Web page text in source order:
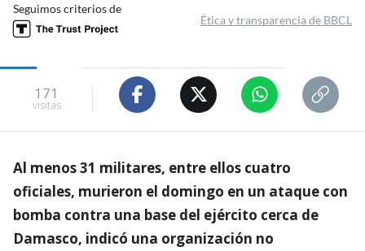
Seguimos criterios de
Ética y transparencia de BBCL
171
visitas
Al menos 31 militares, entre ellos cuatro
oficiales, murieron el domingo en un ataque con
bomba contra una base del ejército cerca de
Damasco, indicó una organización no